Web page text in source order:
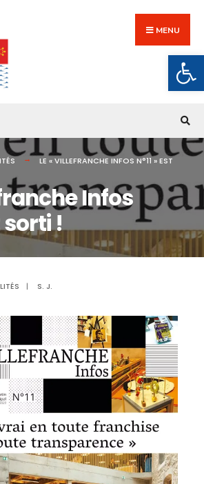
MENU
LE « VILLEFRANCHE INFOS N°11 » EST
Infos
sorti !
| S. J.